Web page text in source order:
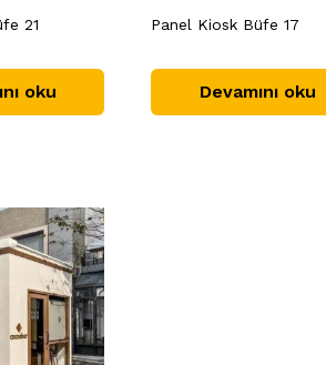
21
oku
Panel Kiosk Büfe 17
Devamını oku